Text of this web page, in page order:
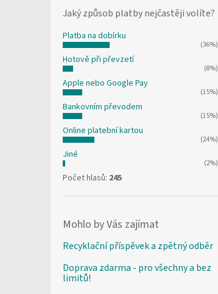
Jaký způsob platby nejčastěji volíte?
Platba na dobírku
(36%)
Hotově při převzetí
(8%)
Apple nebo Google Pay
(15%)
Bankovním převodem
(15%)
Online platební kartou
(24%)
Jiné
(2%)
Počet hlasů: 245
Mohlo by Vás zajímat
Recyklační příspěvek a zpětný odběr
Doprava zdarma - pro všechny a bez
limitů!